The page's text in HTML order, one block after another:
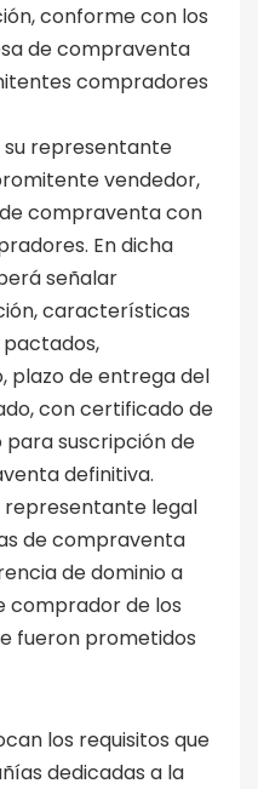
conforme con los
de compraventa
compradores
su representante
vendedor,
compraventa con
En dicha
señalar
características
plazo de entrega del
con certificado de
suscripción de
definitiva.
representante legal
de compraventa
de dominio a
comprador de los
fueron prometidos
los requisitos que
dedicadas a la